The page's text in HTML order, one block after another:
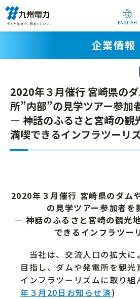
ENGLISH
企業情報
2020年３月催行 宮崎県の
所”内部”の見学ツアー参加
― 神話のふるさと宮崎の観
満喫できるインフラツーリ
2020年３月催行 宮崎県のダム
の見学ツアー参加者を
― 神話のふるさと宮崎の観光
できるインフラツー
当社は、交流人口の拡大に
目指し、ダムや発電所を観光
インフラツーリズムに取り組
年３月20日お知らせ済)